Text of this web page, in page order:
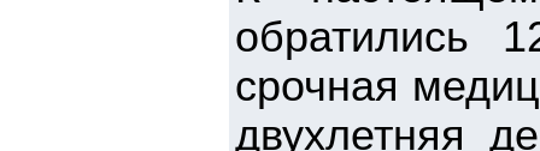
обратились
срочная
двухлетняя